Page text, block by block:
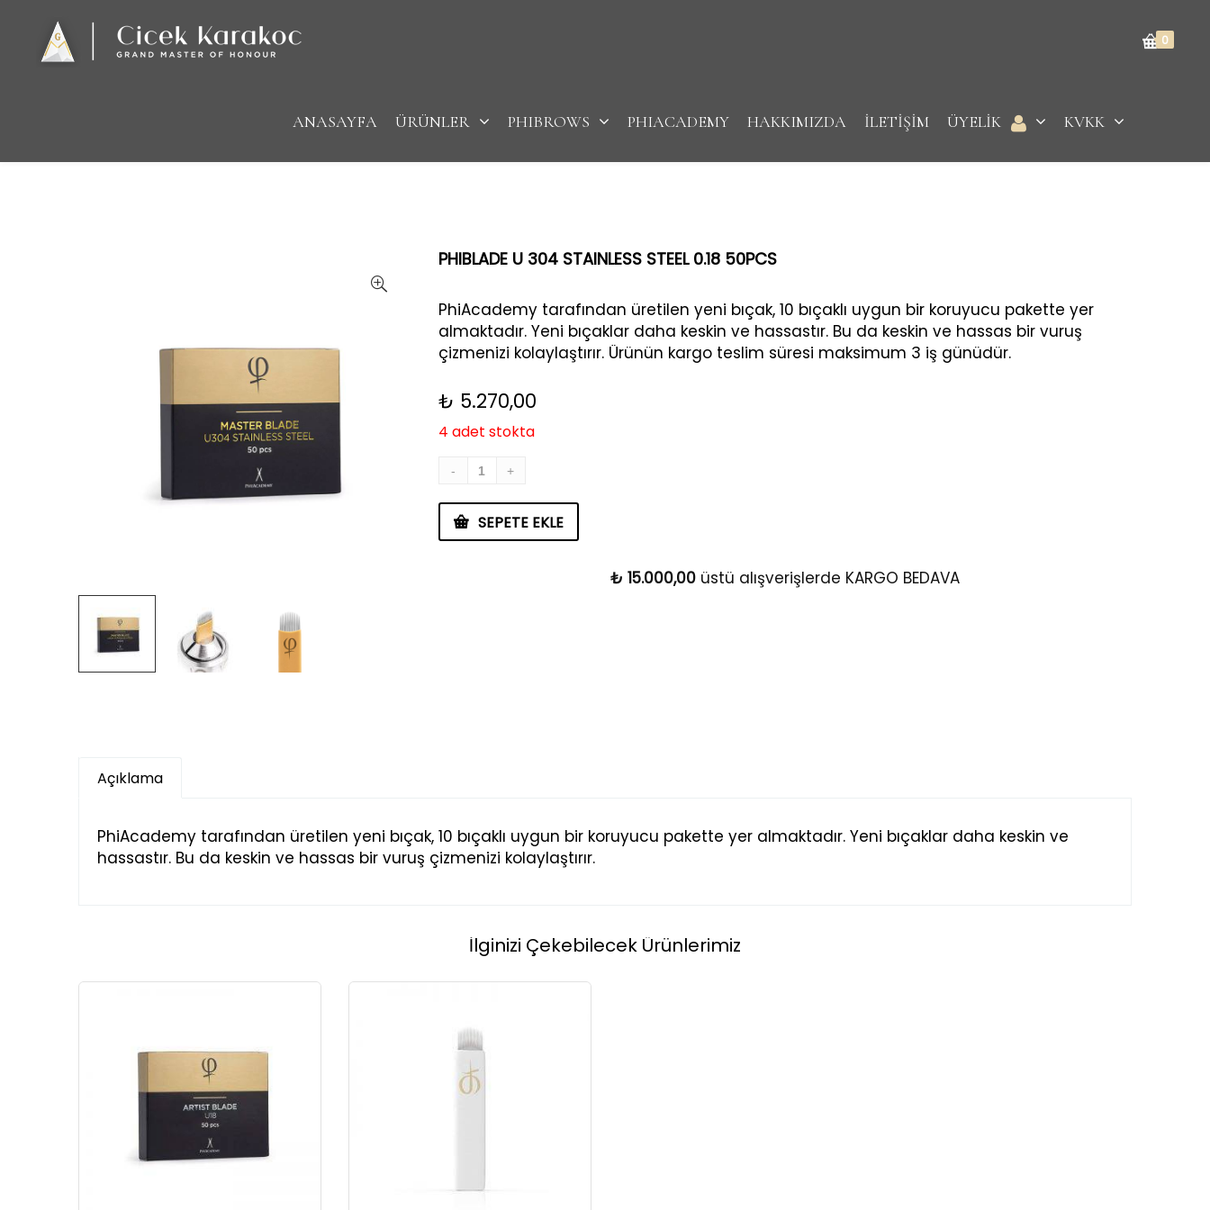
0
ANASAYFA ÜRÜNLER PHIBROWS PHIACADEMY HAKKIMIZDA İLETİŞİM ÜYELİK KVKK
PHIBLADE U 304 STAINLESS STEEL 0.18 50PCS
PhiAcademy tarafından üretilen yeni bıçak, 10 bıçaklı uygun bir koruyucu pakette yer
almaktadır. Yeni bıçaklar daha keskin ve hassastır. Bu da keskin ve hassas bir vuruş
çizmenizi kolaylaştırır. Ürünün kargo teslim süresi maksimum 3 iş günüdür.
₺ 5.270,00
4 adet stokta
SEPETE EKLE
₺ 15.000,00üstü alışverişlerde KARGO BEDAVA
Açıklama
PhiAcademy tarafından üretilen yeni bıçak, 10 bıçaklı uygun bir koruyucu pakette yer almaktadır. Yeni bıçaklar daha keskin ve
hassastır. Bu da keskin ve hassas bir vuruş çizmenizi kolaylaştırır.
İlginizi Çekebilecek Ürünlerimiz